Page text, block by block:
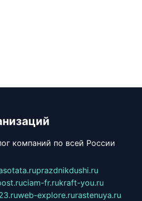
компаний по всей России
prazdnikdushi.ru
ciam-fr.rukraft-you.ru
web-explore.rurastenuya.ru